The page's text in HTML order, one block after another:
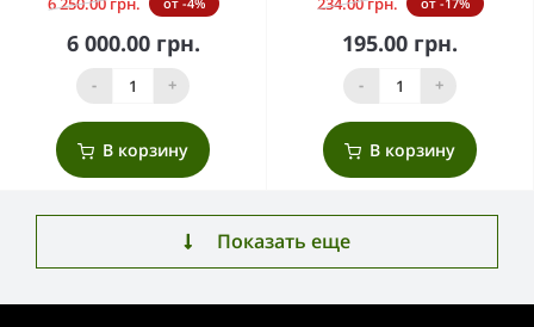
6 000.00 грн.
- +
В корзину
195.00 грн.
- +
В корзину
Показать еще